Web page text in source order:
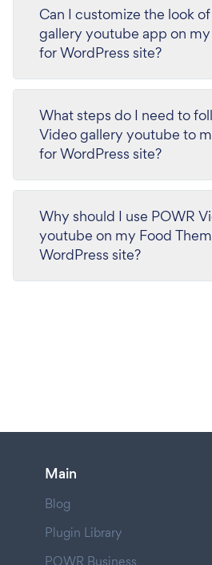
Can I customize the look
gallery youtube app on
for WordPress site?
What steps do I need to
Video gallery youtube to
for WordPress site?
Why should I use POWR
youtube on my Food
WordPress site?
Main
Blog
Plugin Library
POWR Business